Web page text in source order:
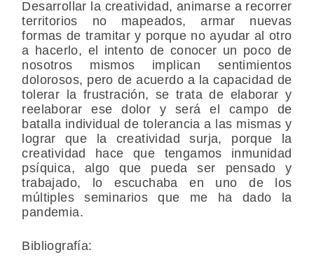
Desarrollar la creatividad, animarse a recorrer
territorios no mapeados, armar nuevas
formas de tramitar y porque no ayudar al otro
a hacerlo, el intento de conocer un poco de
nosotros mismos implican sentimientos
dolorosos, pero de acuerdo a la capacidad de
tolerar la frustración, se trata de elaborar y
reelaborar ese dolor y será el campo de
batalla individual de tolerancia a las mismas y
lograr que la creatividad surja, porque la
creatividad hace que tengamos inmunidad
psíquica, algo que pueda ser pensado y
trabajado, lo escuchaba en uno de los
múltiples seminarios que me ha dado la
pandemia.
Bibliografía: